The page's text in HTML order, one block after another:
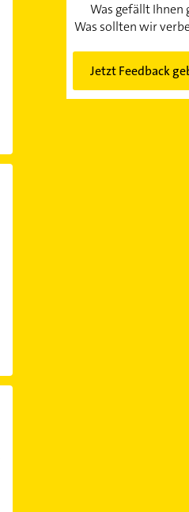
Was gefällt Ihnen
Was sollten wir
Jetzt Feedback